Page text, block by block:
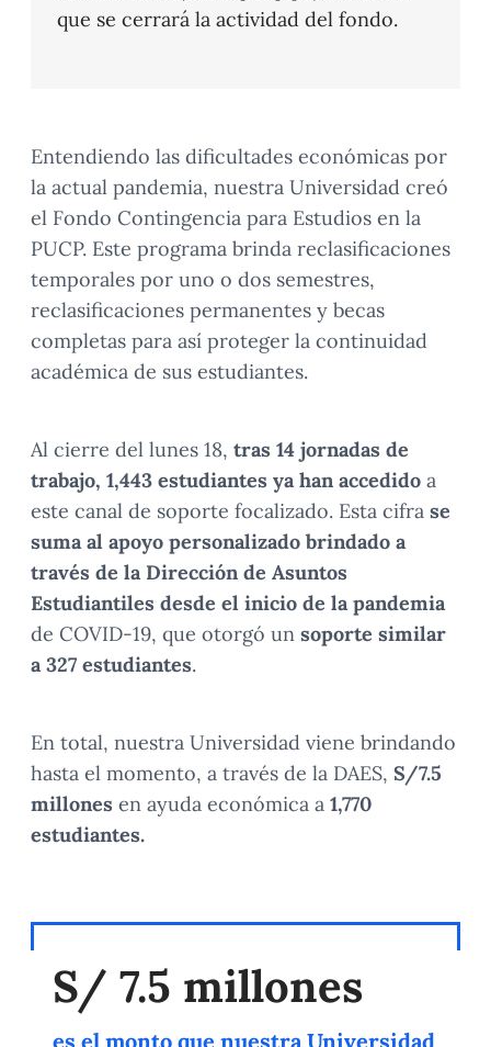
que se cerrará la actividad del fondo.
Entendiendo las dificultades económicas por
la actual pandemia, nuestra Universidad creó
el Fondo Contingencia para Estudios en la
PUCP. Este programa brinda reclasificaciones
temporales por uno o dos semestres,
reclasificaciones permanentes y becas
completas para así proteger la continuidad
académica de sus estudiantes.
Al cierre del lunes 18, tras 14 jornadas de
trabajo, 1,443 estudiantes ya han accedido a
este canal de soporte focalizado. Esta cifra se
suma al apoyo personalizado brindado a
través de la Dirección de Asuntos
Estudiantiles desde el inicio de la pandemia
de COVID-19, que otorgó un soporte similar
a 327 estudiantes.
En total, nuestra Universidad viene brindando
hasta el momento, a través de la DAES, S/7.5
millones en ayuda económica a 1,770
estudiantes.
S/ 7.5 millones
es el monto que nuestra Universidad